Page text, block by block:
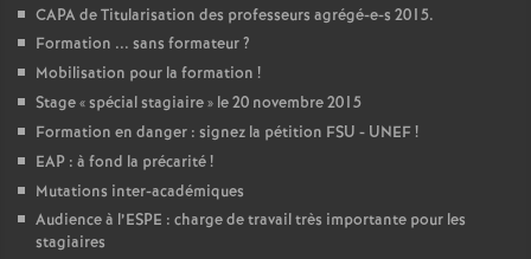
CAPAde Titularisation des professeurs agrégé-e-s 2015.
Formation ... sans formateur?
Mobilisation pour la formation !
Stage «spécial stagiaire» le 20 novembre 2015
Formation en danger : signez la pétition FSU - UNEF!
EAP : à fond la précarité!
Mutations inter-académiques
Audience à l’ESPE : charge de travail très importante pour les
stagiaires